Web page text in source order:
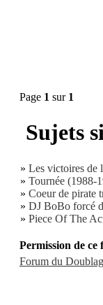
Page 1 sur 1
Sujets
» Les victoires de
» Tournée (1988-
» Coeur de pirate
» DJ BoBo forcé
» Piece Of The
Permission de ce
Forum du